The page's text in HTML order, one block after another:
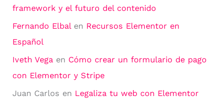
framework y el futuro del contenido
Fernando Elbalen Recursos Elementor en
Español
Iveth Vega en Cómo crear un formulario de pago
con Elementor y Stripe
Juan Carlos en Legaliza tu web con Elementor